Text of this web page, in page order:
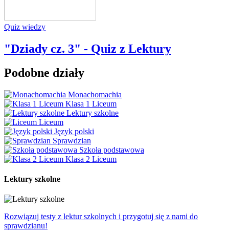
Quiz wiedzy
"Dziady cz. 3" - Quiz z Lektury
Podobne działy
Monachomachia
Klasa 1 Liceum
Lektury szkolne
Liceum
Język polski
Sprawdzian
Szkoła podstawowa
Klasa 2 Liceum
Lektury szkolne
Rozwiązuj testy z lektur szkolnych i przygotuj się z nami do
sprawdzianu!